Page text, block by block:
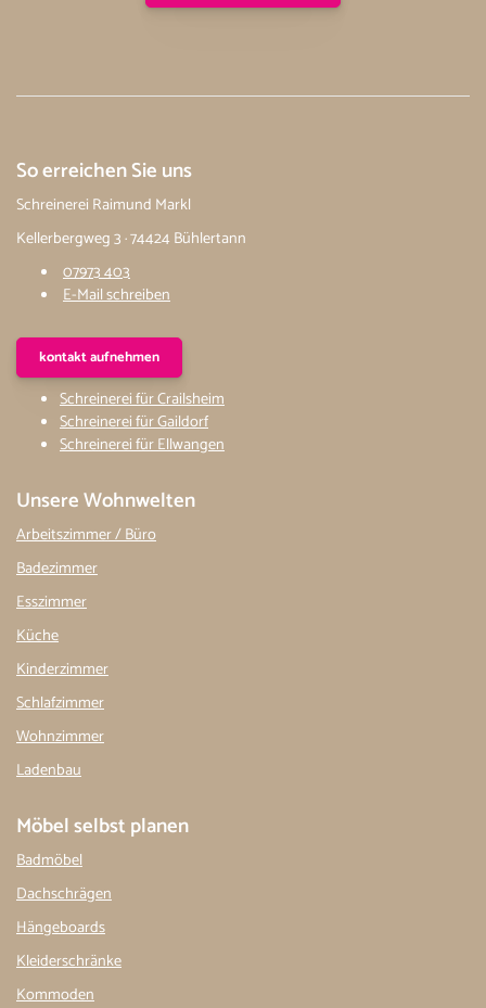
So erreichen Sie uns
Schreinerei Raimund Markl
Kellerbergweg 3 · 74424 Bühlertann
07973 403
E-Mail schreiben
kontakt aufnehmen
Schreinerei für Crailsheim
Schreinerei für Gaildorf
Schreinerei für Ellwangen
Unsere Wohnwelten
Arbeitszimmer / Büro
Badezimmer
Esszimmer
Küche
Kinderzimmer
Schlafzimmer
Wohnzimmer
Ladenbau
Möbel selbst planen
Badmöbel
Dachschrägen
Hängeboards
Kleiderschränke
Kommoden